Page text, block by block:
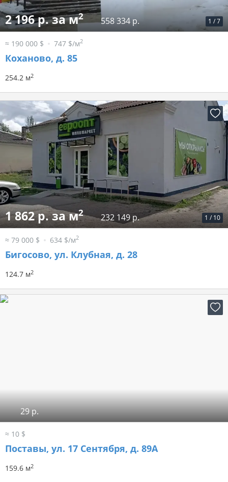
1 /7
2 196 р. за м2 558 334 р.
≈ 190 000 $ 747 $/м2
Коханово, д. 85
254.2 м2
1 / 10
1 862 р. за м2 232 149 р.
≈ 79 000 $ 634 $/м2
Бигосово, ул. Клубная, д. 28
124.7 м2
29 р.
≈ 10 $
Поставы, ул. 17 Сентября, д. 89А
159.6 м2